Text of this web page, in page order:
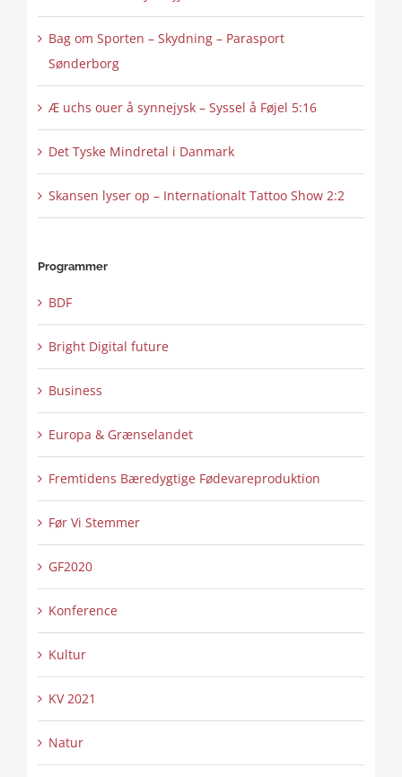
Bag om Sporten – Skydning – Parasport
Sønderborg
Æ uchs ouer å synnejysk – Syssel å Føjel 5:16
Det Tyske Mindretal i Danmark
Skansen lyser op – Internationalt Tattoo Show 2:2
Programmer
BDF
Bright Digital future
Business
Europa & Grænselandet
Fremtidens Bæredygtige Fødevareproduktion
Før Vi Stemmer
GF2020
Konference
Kultur
KV 2021
Natur